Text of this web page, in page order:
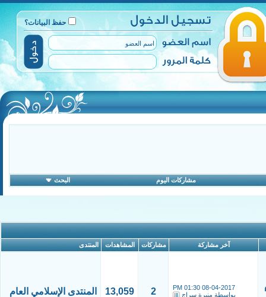
حفظ البيانات؟
مشاركات اليوم البحث
آخر مشاركة مشاركات المشاهدات المنتدى
08-04-2017
01:30 PM
بواسطة منيرة سراج 2
13,059 المنتدى الإسلامي العام